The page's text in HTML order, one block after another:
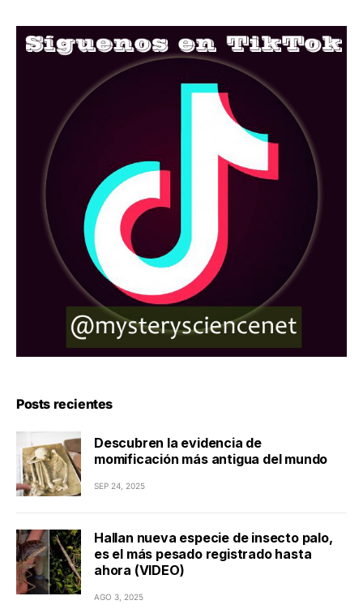
Posts recientes
Descubren la evidencia de
momificación más antigua del mundo
SEP 24, 2025
Hallan nueva especie de insecto palo,
es el más pesado registrado hasta
ahora (VIDEO)
AGO 3, 2025